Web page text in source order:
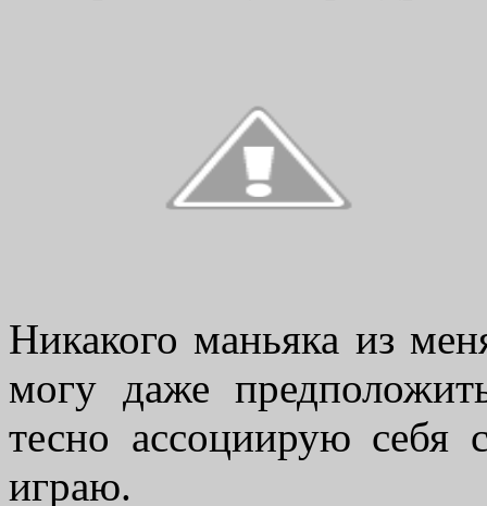
Никакого маньяка из
могу даже
тесно ассоциирую себя
играю.